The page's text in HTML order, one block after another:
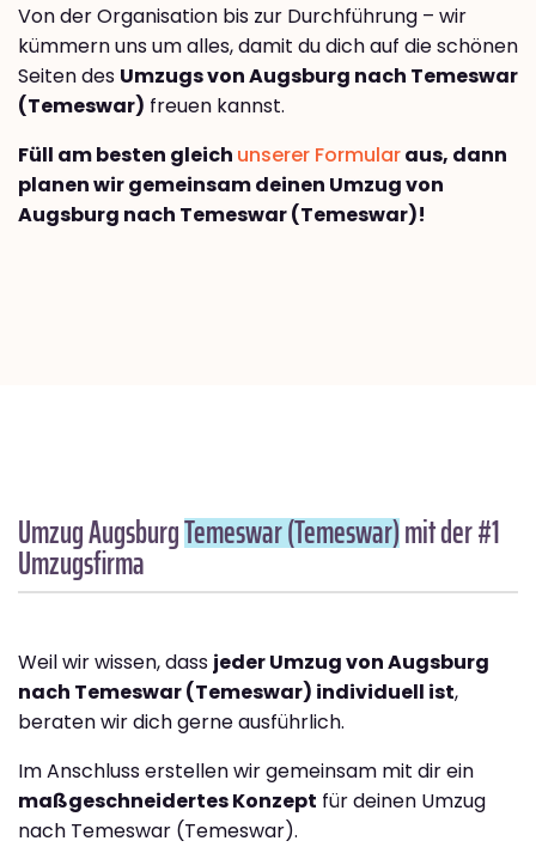
Von der Organisation bis zur Durchführung – wir
kümmern uns um alles, damit du dich auf die schönen
Seiten des Umzugs von Augsburg nach Temeswar
(Temeswar) freuen kannst.
Füll am besten gleich unserer Formularaus, dann
planen wir gemeinsam deinen Umzug von
Augsburg nach Temeswar (Temeswar)!
Umzug AugsburgTemeswar (Temeswar)mit der #1
Umzugsfirma
Weil wir wissen, dass jeder Umzug von Augsburg
nach Temeswar (Temeswar) individuell ist,
beraten wir dich gerne ausführlich.
Im Anschluss erstellen wir gemeinsam mit dir ein
maßgeschneidertes Konzept für deinen Umzug
nach Temeswar (Temeswar).